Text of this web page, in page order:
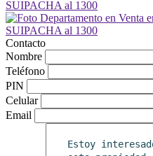
Contacto
Nombre
Teléfono
PIN
Celular
Email